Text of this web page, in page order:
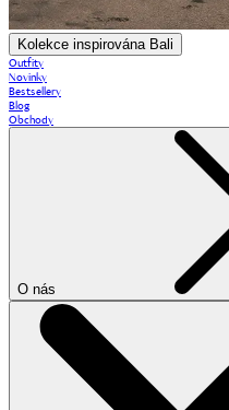
Kolekce inspirována Bali
Outfity
Novinky
Bestsellery
Blog
Obchody
O nás